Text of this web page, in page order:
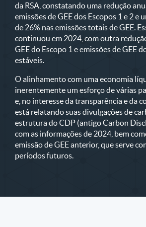
da RSA, constatando uma redução
emissões de GEE dos Escopos 1 e 2 e
de 26% nas emissões totais de GEE.
continuou em 2024, com outra
GEE do Escopo 1 e emissões de GEE
estáveis.
O alinhamento com uma economia
inerentemente um esforço de várias
e, no interesse da transparência e da
está relatando suas divulgações de
estrutura do CDP (antigo Carbon
com as informações de 2024, bem
emissão de GEE anterior, que serve
períodos futuros.